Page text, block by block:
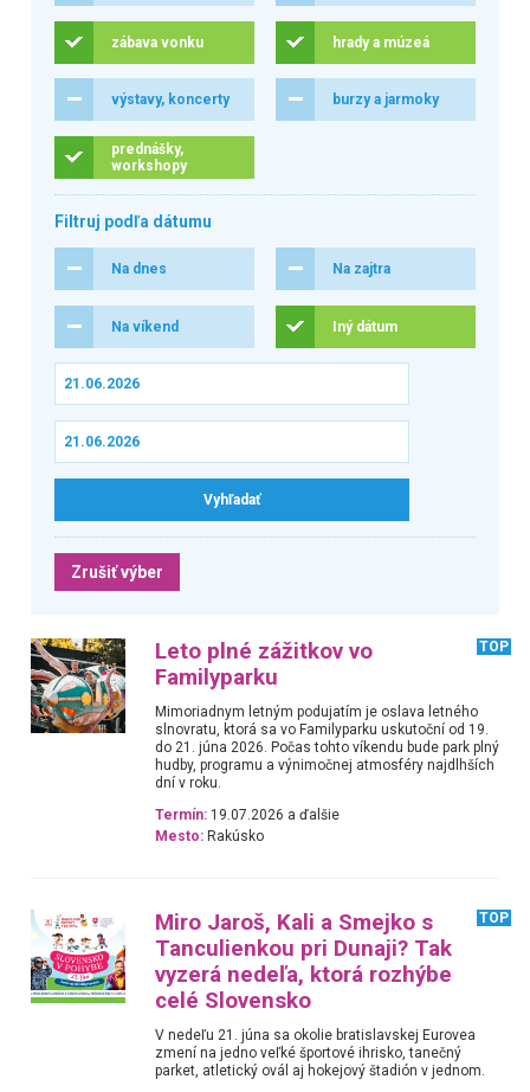
zábava vonku hrady a múzeá
výstavy, koncerty burzy a jarmoky
prednášky,
workshopy
Filtruj podľa dátumu
Na dnes Na zajtra
Na víkend Iný dátum
Zrušiť výber
Leto plné zážitkov vo
Familyparku
TOP
Mimoriadnym letným podujatím je oslava letného
slnovratu, ktorá sa vo Familyparku uskutoční od 19.
do 21. júna 2026. Počas tohto víkendu bude park plný
hudby, programu a výnimočnej atmosféry najdlhších
dní v roku.
Termín: 19.07.2026 a ďalšie
Mesto: Rakúsko
Miro Jaroš, Kali a Smejko s
Tanculienkou pri Dunaji? Tak
vyzerá nedeľa, ktorá rozhýbe
celé Slovensko
TOP
V nedeľu 21. júna sa okolie bratislavskej Eurovea
zmení na jedno veľké športové ihrisko, tanečný
parket, atletický ovál aj hokejový štadión v jednom.